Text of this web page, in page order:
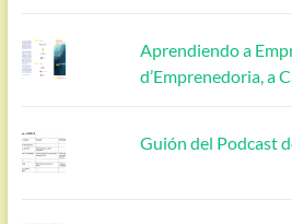
Aprendiendo a
d’Emprenedoria, a
Guión del Podcast